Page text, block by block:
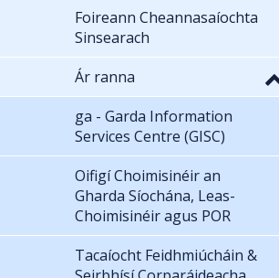
Foireann Cheannasaíochta
Sinsearach
Ár ranna
ga - Garda Information
Services Centre (GISC)
Oifigí Choimisinéir an
Gharda Síochána, Leas-
Choimisinéir agus POR
Tacaíocht Feidhmiúcháin &